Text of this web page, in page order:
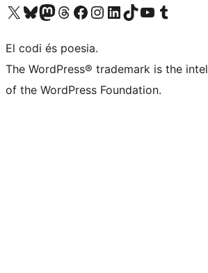
Visiteu el nostre compte X (abans Twitter)
Visiteu el nostre compte de Bluesky
Visiteu el nostre compte al Mastodon
Visiteu el nostre compte de Threads
Visiteu la nostra pàgina al Facebook
Visiteu el nostre compte d'Instagram
Visiteu el nostre compte de LinkedIn
Visiteu el nostre compte de TikTok
Visiteu el nostre canal al YouTube
Visiteu el nostre compte de Tumblr
El codi és poesia.
The WordPress® trademark is the
of the WordPress Foundation.